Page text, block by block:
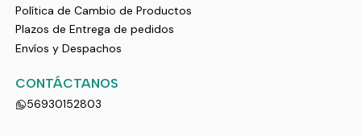
Política de Cambio de Productos
Plazos de Entrega de pedidos
Envíos y Despachos
CONTÁCTANOS
56930152803